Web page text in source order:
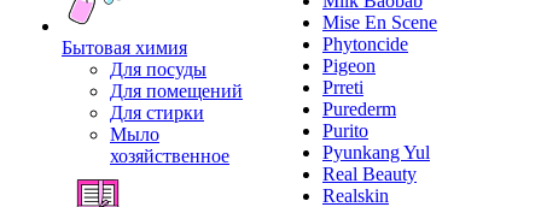
Бытовая химия
Для посуды
Для помещений
Для стирки
Мыло
хозяйственное
Mise En Scene
Phytoncide
Pigeon
Prreti
Purederm
Purito
Pyunkang Yul
Real Beauty
Realskin